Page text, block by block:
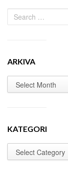
ARKIVA
KATEGORI